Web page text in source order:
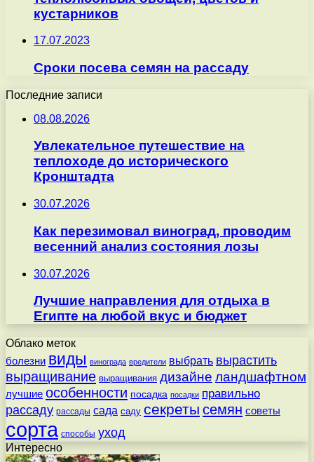
кустарников
17.07.2023
Сроки посева семян на рассаду
Последние записи
08.08.2026
Увлекательное путешествие на
теплоходе до исторического
Кронштадта
30.07.2026
Как перезимовал виноград, проводим
весенний анализ состояния лозы
30.07.2026
Лучшие направления для отдыха в
Египте на любой вкус и бюджет
Облако меток
болезни виды винограда вредители выбрать вырастить
выращивание выращивания дизайне ландшафтном
лучшие особенности посадка посадки правильно
рассаду рассады сада саду секреты семян советы
сорта способы уход
Интересно